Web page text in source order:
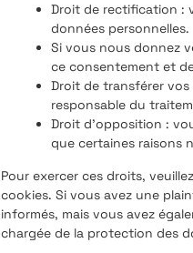
Droit de rectification :
données personnelles.
Si vous nous donnez
ce consentement et
Droit de transférer
responsable du
Droit d’opposition :
que certaines raisons
Pour exercer ces droits,
cookies. Si vous avez une
informés, mais vous avez
chargée de la protection des